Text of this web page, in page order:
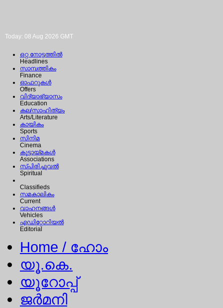
Today: 08 Aug 2026 GMT
ഒറ്റ നോട്ടത്തില്‍
Headlines
സാമ്പത്തികം
Finance
ഓഫറുകള്‍
Offers
വിദ്യാഭ്യാസം
Education
കല/സാഹിത്യം
Arts/Literature
കായികം
Sports
സിനിമ
Cinema
കൂട്ടായ്മകള്‍
Associations
സ്പിരിച്ചുവല്‍
Spiritual
Classifieds
സമകാലികം
Current
വാഹനങ്ങള്‍
Vehicles
എഡിറ്റോറിയല്‍
Editorial
Home / ഹോം
യൂ.കെ.
യൂറോപ്പ്
ജര്‍മനി